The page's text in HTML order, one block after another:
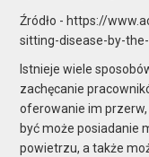
Źródło - https://
sitting-disease-by-
Istnieje wiele
zachęcanie
oferowanie im
być może posiadanie
powietrzu, a także